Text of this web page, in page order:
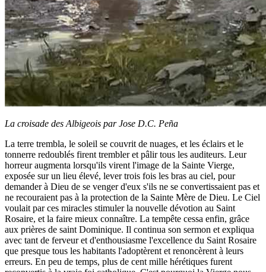
La croisade des Albigeois par Jose D.C. Peña
La terre trembla, le soleil se couvrit de nuages, et les éclairs et le
tonnerre redoublés firent trembler et pâlir tous les auditeurs. Leur
horreur augmenta lorsqu'ils virent l'image de la Sainte Vierge,
exposée sur un lieu élevé, lever trois fois les bras au ciel, pour
demander à Dieu de se venger d'eux s'ils ne se convertissaient pas et
ne recouraient pas à la protection de la Sainte Mère de Dieu. Le Ciel
voulait par ces miracles stimuler la nouvelle dévotion au Saint
Rosaire, et la faire mieux connaître. La tempête cessa enfin, grâce
aux prières de saint Dominique. Il continua son sermon et expliqua
avec tant de ferveur et d'enthousiasme l'excellence du Saint Rosaire
que presque tous les habitants l'adoptèrent et renoncèrent à leurs
erreurs. En peu de temps, plus de cent mille hérétiques furent